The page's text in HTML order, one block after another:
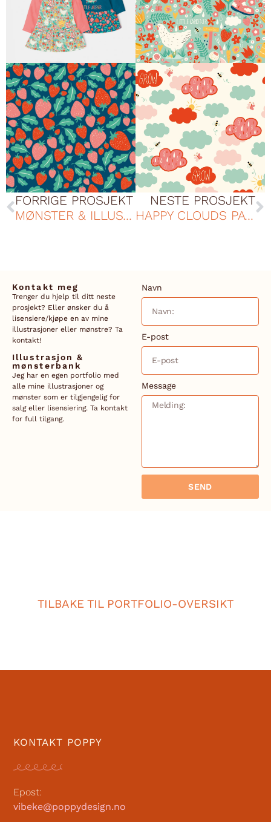
FORRIGE PROSJEKT
MØNSTER & ILLUSTRASJON – SNOWMAN
NESTE PROSJEKT
HAPPY CLOUDS PATTERN DESIGN
Kontakt meg
Trenger du hjelp til ditt neste
prosjekt? Eller ønsker du å
lisensiere/kjøpe en av mine
illustrasjoner eller mønstre? Ta
kontakt!
Illustrasjon &
mønsterbank
Jeg har en egen portfolio med
alle mine illustrasjoner og
mønster som er tilgjengelig for
salg eller lisensiering. Ta kontakt
for full tilgang.
Navn
E-post
Message
SEND
TILBAKE TIL PORTFOLIO-OVERSIKT
KONTAKT POPPY
Epost:
vibeke@poppydesign.no